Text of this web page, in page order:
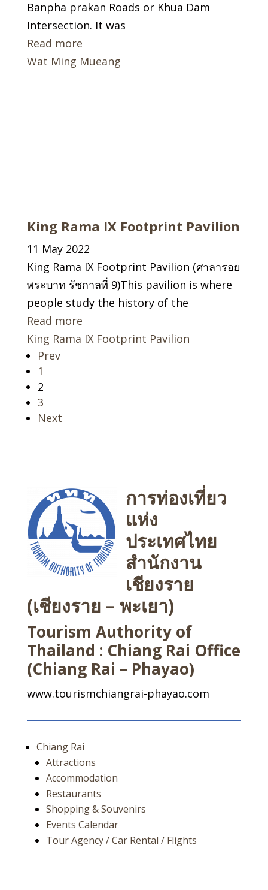
Banpha prakan Roads or Khua Dam
Intersection. It was
Read more
Wat Ming Mueang
King Rama IX Footprint Pavilion
11 May 2022
King Rama IX Footprint Pavilion (ศาลารอย
พระบาท รัชกาลที่ 9)This pavilion is where
people study the history of the
Read more
King Rama IX Footprint Pavilion
Prev
Page
1
Page
2
Page
3
Next
การท่องเที่ยว
แห่ง
ประเทศไทย
สำนักงาน
เชียงราย
(เชียงราย – พะเยา)
Tourism Authority of
Thailand : Chiang Rai Office
(Chiang Rai – Phayao)
www.tourismchiangrai-phayao.com
Chiang Rai
Attractions
Accommodation
Restaurants
Shopping & Souvenirs
Events Calendar
Tour Agency / Car Rental / Flights